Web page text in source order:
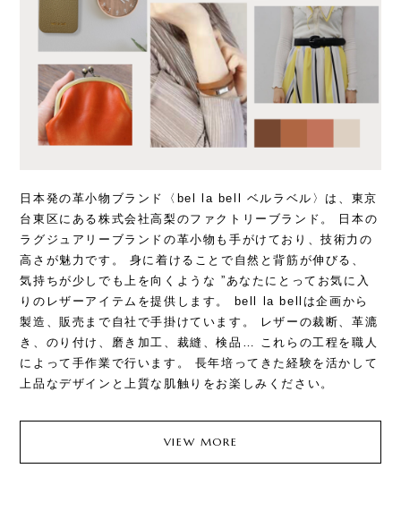
日本発の革小物ブランド〈bel la bell ベルラベル〉は、東京
台東区にある株式会社高梨のファクトリーブランド。 日本の
ラグジュアリーブランドの革小物も手がけており、技術力の
高さが魅力です。 身に着けることで自然と背筋が伸びる、
気持ちが少しでも上を向くような ”あなたにとってお気に入
りのレザーアイテムを提供します。 bell la bellは企画から
製造、販売まで自社で手掛けています。 レザーの裁断、革漉
き、のり付け、磨き加工、裁縫、検品… これらの工程を職人
によって手作業で行います。 長年培ってきた経験を活かして
上品なデザインと上質な肌触りをお楽しみください。
VIEW MORE